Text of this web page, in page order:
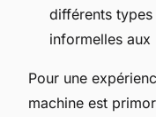
différents
informelles aux
Pour une
machine est